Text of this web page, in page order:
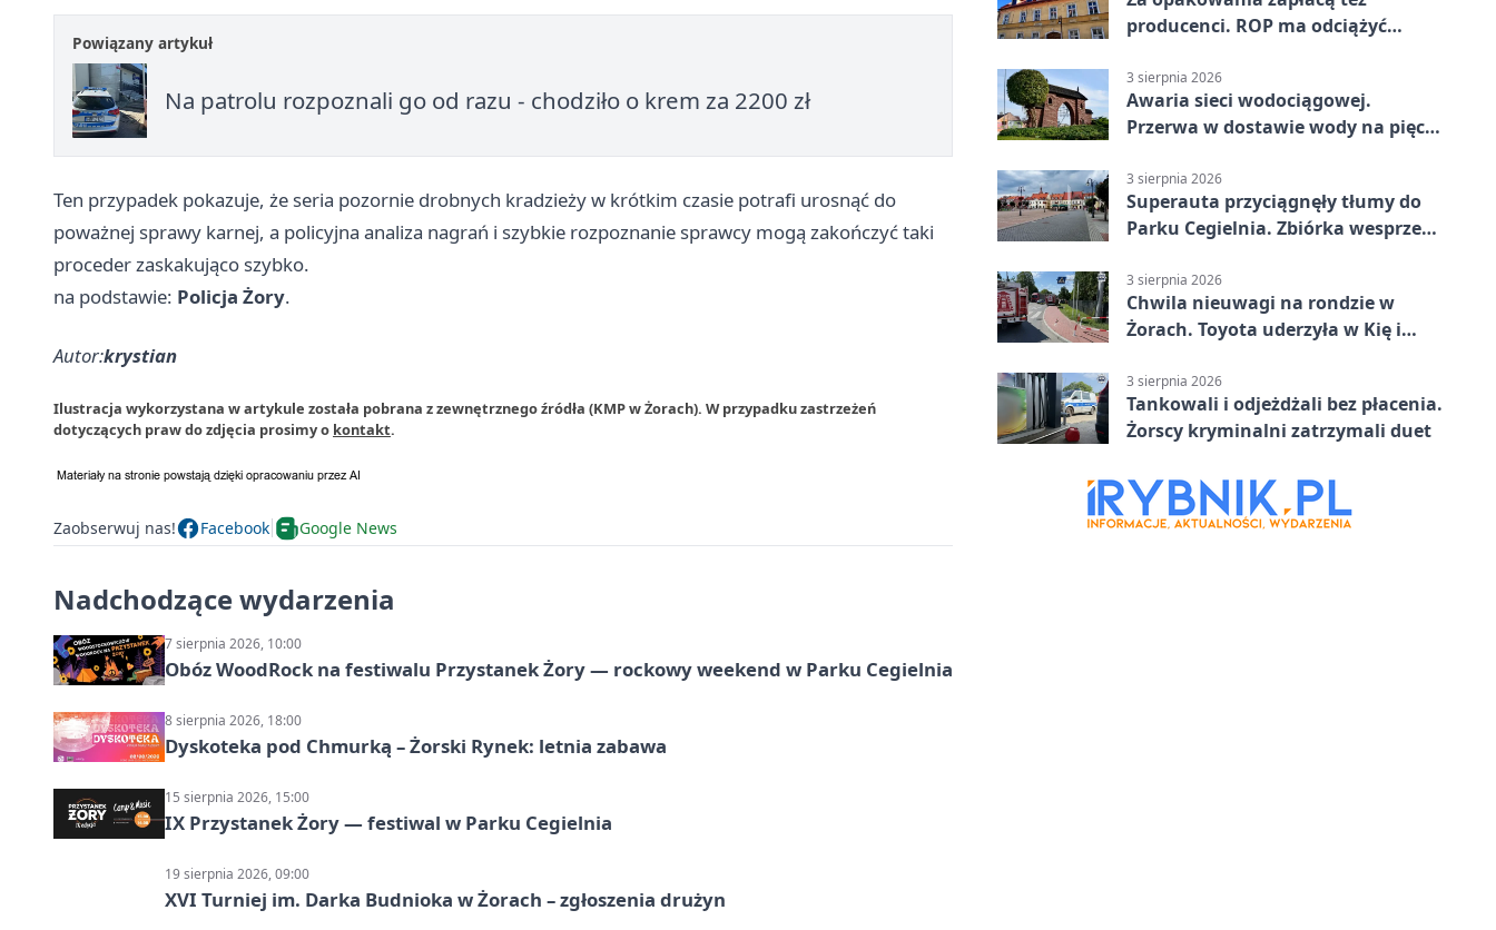
Powiązany artykuł
Na patrolu rozpoznali go od razu - chodziło o krem za 2200 zł
Ten przypadek pokazuje, że seria pozornie drobnych kradzieży w krótkim czasie potrafi urosnąć do
poważnej sprawy karnej, a policyjna analiza nagrań i szybkie rozpoznanie sprawcy mogą zakończyć taki
proceder zaskakująco szybko.
na podstawie: Policja Żory.
Autor:krystian
Ilustracja wykorzystana w artykule została pobrana z zewnętrznego źródła (KMP w Żorach). W przypadku zastrzeżeń
dotyczących praw do zdjęcia prosimy o kontakt.
Zaobserwuj nas! Facebook Google News
Nadchodzące wydarzenia
7 sierpnia 2026, 10:00
Obóz WoodRock na festiwalu Przystanek Żory — rockowy weekend w Parku Cegielnia
8 sierpnia 2026, 18:00
Dyskoteka pod Chmurką – Żorski Rynek: letnia zabawa
15 sierpnia 2026, 15:00
IX Przystanek Żory — festiwal w Parku Cegielnia
19 sierpnia 2026, 09:00
XVI Turniej im. Darka Budnioka w Żorach – zgłoszenia drużyn
producenci. ROP ma odciążyć
3 sierpnia 2026
Awaria sieci wodociągowej.
Przerwa w dostawie wody na pięciu
3 sierpnia 2026
Superauta przyciągnęły tłumy do
Parku Cegielnia. Zbiórka wesprze
3 sierpnia 2026
Chwila nieuwagi na rondzie w
Żorach. Toyota uderzyła w Kię i
3 sierpnia 2026
Tankowali i odjeżdżali bez płacenia.
Żorscy kryminalni zatrzymali duet